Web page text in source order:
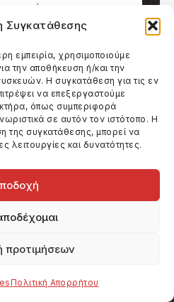
Συγκατάθεσης
εμπειρία, χρησιμοποιούμε
την αποθήκευση ή/και την
Η συγκατάθεση για τις εν
να επεξεργαστούμε
όπως συμπεριφορά
σε αυτόν τον ιστότοπο. Η
της συγκατάθεσης, μπορεί να
λειτουργίες και δυνατότητες.
προτιμήσεων
Πολιτική Απορρήτου